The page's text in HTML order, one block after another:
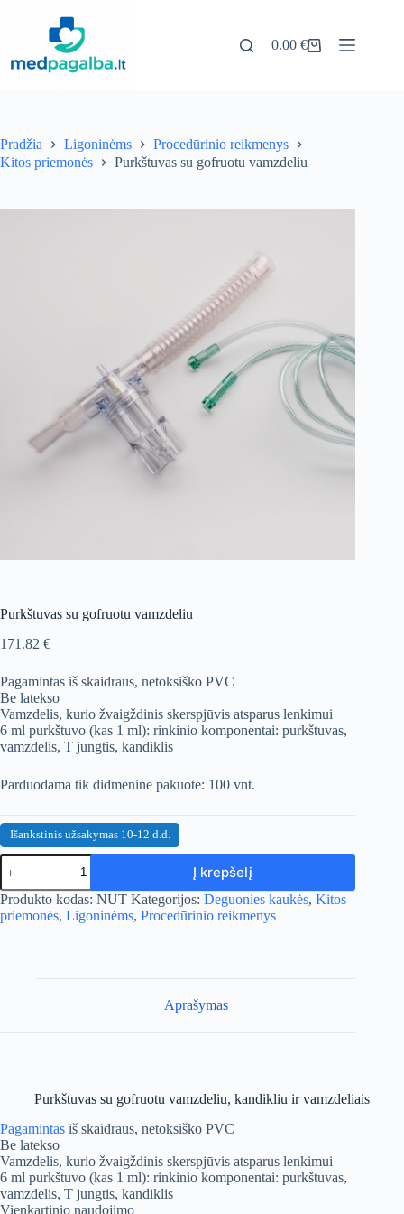
Pirkinių
0.00€
Pradžia Ligoninėms
Procedūrinio reikmenys
Kitos priemonės
Purkštuvas su gofruotu vamzdeliu
Purkštuvas su gofruotu vamzdeliu
171.82 €
Pagamintas iš skaidraus, netoksiško PVC
Be latekso
Vamzdelis, kurio žvaigždinis skerspjūvis atsparus lenkimui
6 ml purkštuvo (kas 1 ml): rinkinio komponentai: purkštuvas,
vamzdelis, T jungtis, kandiklis
Parduodama tik didmenine pakuote: 100 vnt.
Išankstinis užsakymas 10-12 d.d.
produkto
kiekis:
Purkštuvas
su
gofruotu
Į krepšelį
A
l
Produkto kodas: NUT Kategorijos: Deguonies kaukės, Kitos
priemonės, Ligoninėms, Procedūrinio reikmenys
Aprašymas
Purkštuvas su gofruotu vamzdeliu, kandikliu ir vamzdeliais
Pagamintas iš skaidraus, netoksiško PVC
Be latekso
Vamzdelis, kurio žvaigždinis skerspjūvis atsparus lenkimui
6 ml purkštuvo (kas 1 ml): rinkinio komponentai: purkštuvas,
vamzdelis, T jungtis, kandiklis
Vienkartinio naudojimo